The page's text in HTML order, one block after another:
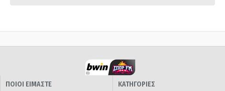
ΠΟΙΟΙ ΕΙΜΑΣΤΕ
ΚΑΤΗΓΟΡΙΕΣ